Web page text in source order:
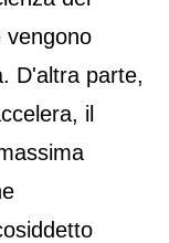
vengono
D'altra parte,
il